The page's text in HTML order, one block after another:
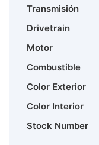
Transmisión
Drivetrain
Motor
Combustible
Color Exterior
Color Interior
Stock Number